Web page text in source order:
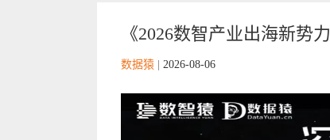
《2026数智产业出海新势力
数据猿 2026-08-06